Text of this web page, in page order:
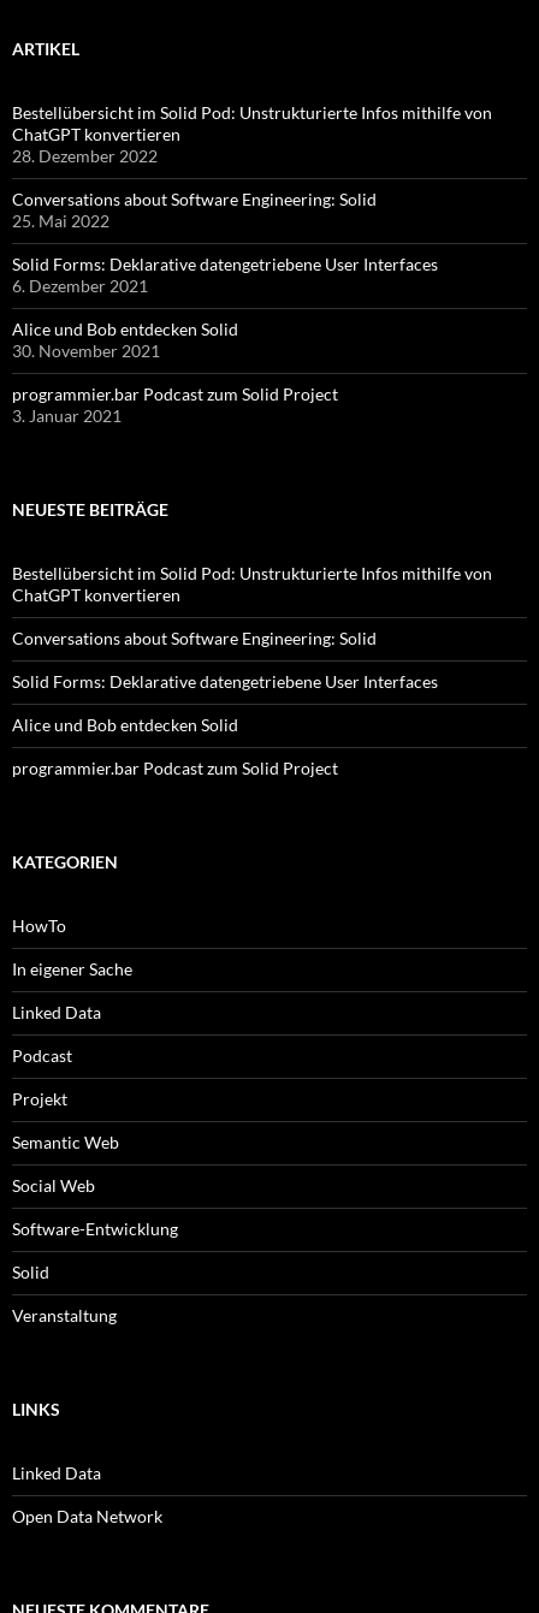
ARTIKEL
Bestellübersicht im Solid Pod: Unstrukturierte Infos mithilfe von
ChatGPT konvertieren
28. Dezember 2022
Conversations about Software Engineering: Solid
25. Mai 2022
Solid Forms: Deklarative datengetriebene User Interfaces
6. Dezember 2021
Alice und Bob entdecken Solid
30. November 2021
programmier.bar Podcast zum Solid Project
3. Januar 2021
NEUESTE BEITRÄGE
Bestellübersicht im Solid Pod: Unstrukturierte Infos mithilfe von
ChatGPT konvertieren
Conversations about Software Engineering: Solid
Solid Forms: Deklarative datengetriebene User Interfaces
Alice und Bob entdecken Solid
programmier.bar Podcast zum Solid Project
KATEGORIEN
HowTo
In eigener Sache
Linked Data
Podcast
Projekt
Semantic Web
Social Web
Software-Entwicklung
Solid
Veranstaltung
LINKS
Linked Data
Open Data Network